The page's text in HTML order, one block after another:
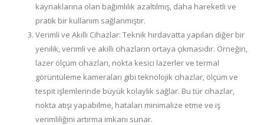
kaynaklarına olan bağımlılık azaltılmış, daha hareketli ve
pratik bir kullanım sağlanmıştır.
Verimli ve Akıllı Cihazlar: Teknik hırdavatta yapılan diğer bir
yenilik, verimli ve akıllı cihazların ortaya çıkmasıdır. Örneğin,
lazer ölçüm cihazları, nokta kesici lazerler ve termal
görüntüleme kameraları gibi teknolojik cihazlar, ölçüm ve
tespit işlemlerinde büyük kolaylık sağlar. Bu tür cihazlar,
nokta atışı yapabilme, hataları minimalize etme ve iş
verimliliğini artırma imkanı sunar.